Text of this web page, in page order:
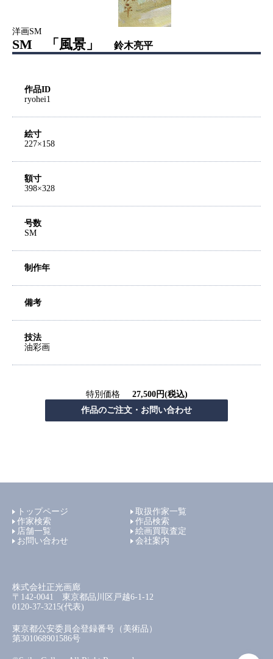
洋画SM
SM 「風景」 鈴木亮平
作品ID
ryohei1
絵寸
227×158
額寸
398×328
号数
SM
制作年
備考
技法
油彩画
特別価格 27,500円(税込)
トップページ
取扱作家一覧
作家検索
作品検索
店舗一覧
絵画買取査定
お問い合わせ
会社案内
株式会社正光画廊
〒142-0041 東京都品川区戸越6-1-12
0120-37-3215(代表)
東京都公安委員会登録番号（美術品）
第301068901586号